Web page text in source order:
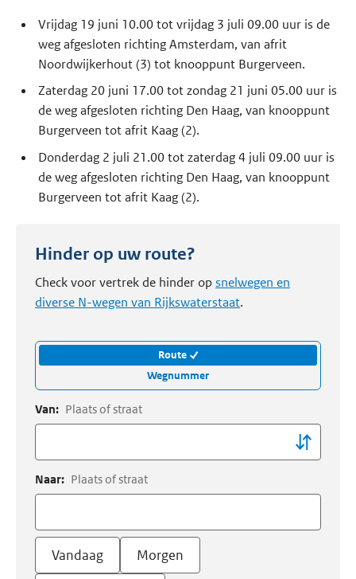
Vrijdag 19 juni 10.00 tot vrijdag 3 juli 09.00 uur is de
weg afgesloten richting Amsterdam, van afrit
Noordwijkerhout (3) tot knooppunt Burgerveen.
Zaterdag 20 juni 17.00 tot zondag 21 juni 05.00 uur is
de weg afgesloten richting Den Haag, van knooppunt
Burgerveen tot afrit Kaag (2).
Donderdag 2 juli 21.00 tot zaterdag 4 juli 09.00 uur is
de weg afgesloten richting Den Haag, van knooppunt
Burgerveen tot afrit Kaag (2).
Hinder op uw route?
Check voor vertrek de hinder opsnelwegen en
diverse N-wegen van Rijkswaterstaat.
Route
Wegnummer
Van: Plaats of straat
Naar: Plaats of straat
Vandaag Morgen